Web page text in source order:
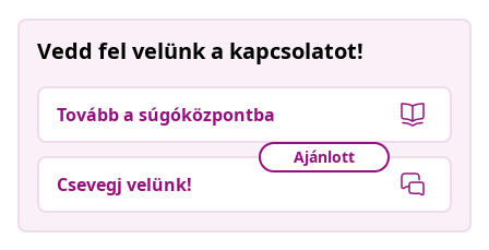
Vedd fel velünk a kapcsolatot!
Tovább a súgóközpontba
Ajánlott
Csevegj velünk!